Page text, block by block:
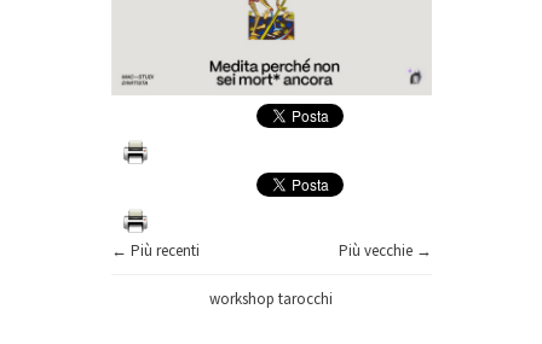
← Più recenti Più vecchie →
workshop tarocchi